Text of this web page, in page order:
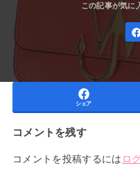
シェア
コメントを残す
コメントを投稿するには ロ